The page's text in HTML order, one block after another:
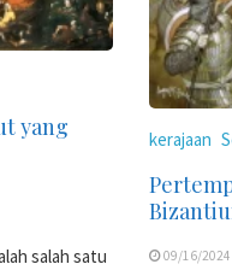
yang
salah satu
kerajaan
09/16/2024